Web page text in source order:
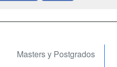
Masters y Postgrados